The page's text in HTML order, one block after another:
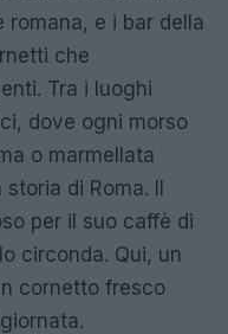
romana, e i bar della
che
Tra i luoghi
dove ogni morso
o marmellata
di Roma. Il
per il suo caffè di
circonda. Qui, un
cornetto fresco